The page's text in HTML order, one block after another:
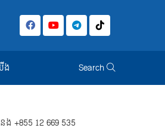
ង Search
ង +855 12 669 535